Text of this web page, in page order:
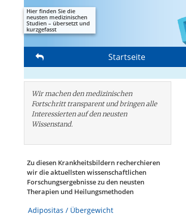
Hier finden Sie die
neusten medizinischen
Studien – übersetzt und
kurzgefasst
Startseite
Wir machen den medizinischen
Fortschritt transparent und bringen alle
Interessierten auf den neusten
Wissenstand.
Zu diesen Krankheitsbildern recherchieren
wir die aktuellsten wissenschaftlichen
Forschungs­ergebnisse zu den neusten
Therapien und Heilungsmethoden
Adipositas / Übergewicht